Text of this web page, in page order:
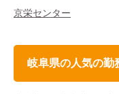
京栄センター
岐阜県の人気の勤